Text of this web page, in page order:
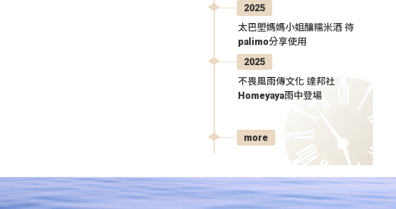
2025
太巴塱媽媽小姐釀糯米酒 待
palimo分享使用
2025
不畏風雨傳文化 達邦社
Homeyaya雨中登場
more